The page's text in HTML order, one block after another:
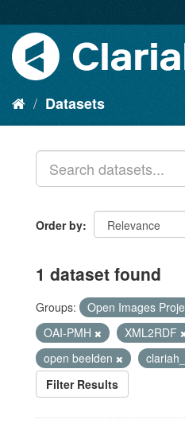
Datasets
Order by
1 dataset found
Groups: Open Images
OAI-PMH
XML2RDF
open beelden
Filter Results